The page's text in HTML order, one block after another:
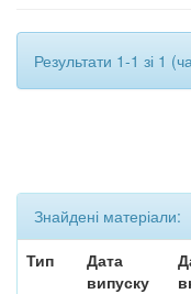
Результати 1-1 зі 1
Знайдені матеріали:
Тип
Дата
випуску